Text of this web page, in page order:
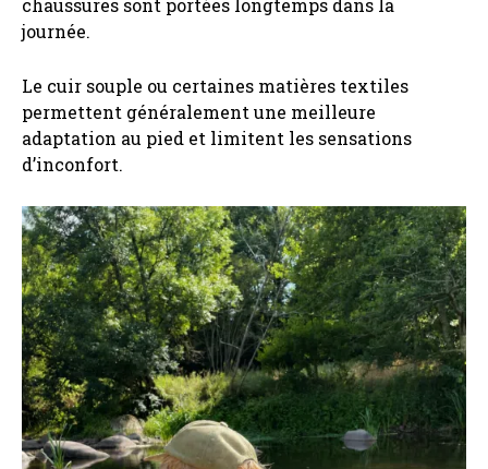
chaussures sont portées longtemps dans la
journée.
Le cuir souple ou certaines matières textiles
permettent généralement une meilleure
adaptation au pied et limitent les sensations
d’inconfort.